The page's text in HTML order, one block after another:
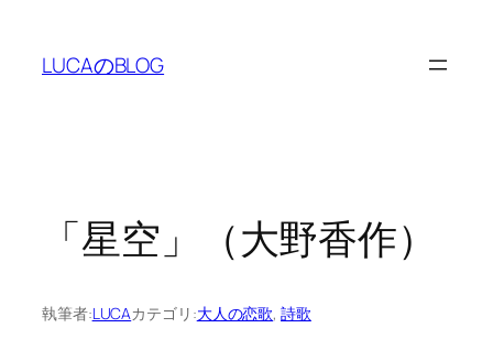
LUCAのBLOG
「星空」（大野香作）
執筆者:LUCAカテゴリ:大人の恋歌, 詩歌